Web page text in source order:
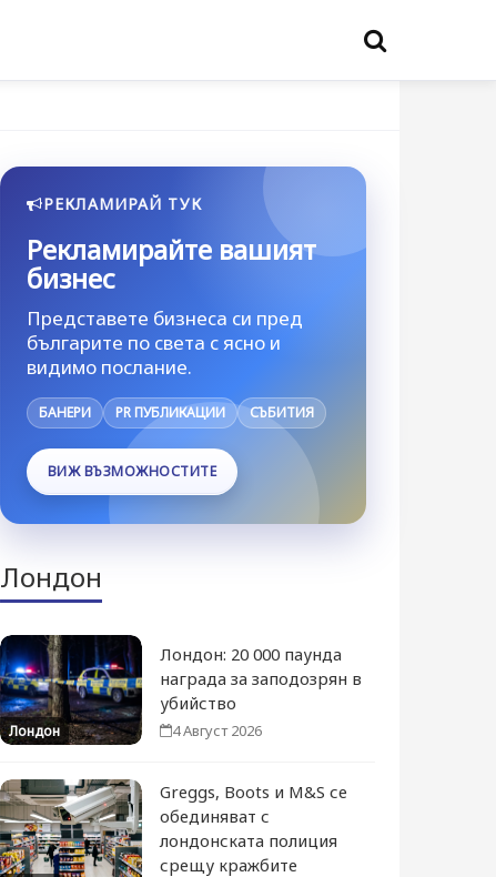
РЕКЛАМИРАЙ ТУК
Рекламирайте вашият
бизнес
Представете бизнеса си пред
българите по света с ясно и
видимо послание.
БАНЕРИ PR ПУБЛИКАЦИИ СЪБИТИЯ
ВИЖ ВЪЗМОЖНОСТИТЕ
Лондон
Лондон
Лондон: 20 000 паунда
награда за заподозрян в
убийство
4 Август 2026
Greggs, Boots и M&S се
обединяват с
лондонската полиция
срещу кражбите